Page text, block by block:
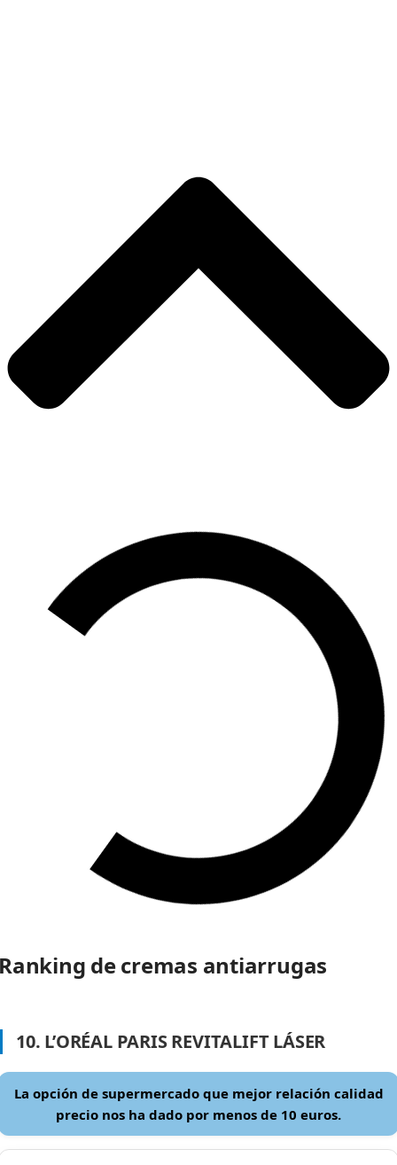
de cremas antiarrugas
10. L’ORÉAL PARIS REVITALIFT LÁSER
La opción de supermercado que mejor relación calidad
precio nos ha dado por menos de 10 euros.